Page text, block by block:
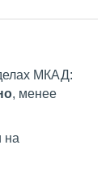
МКАД:
, менее
на